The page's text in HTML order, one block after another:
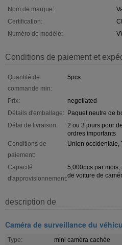
Nom de marque:
Certification:
Numéro de modèle:
Conditions de paiement et
Quantité de
commande min:
5pcs
Prix:
negotiated
Détails d'emballage: Paquet neutre de
Délai de livraison:
2 ou 3 jours pour
ordres importants
Conditions de
paiement:
Union occidentale,
Capacité
d'approvisionnement:
5,000pcs par mois,
de voiture de
description de
Caméra de surveillance du
Type:
mini caméra cachée